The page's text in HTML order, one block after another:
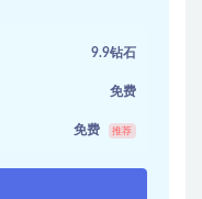
9.9钻石
免费
免费 推荐